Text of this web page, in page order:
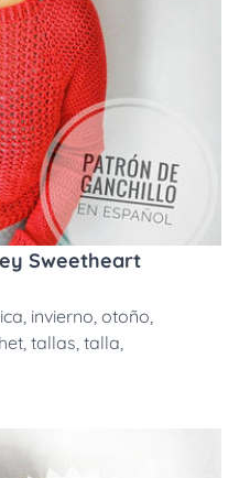
Sweetheart
, invierno, otoño,
, tallas, talla,